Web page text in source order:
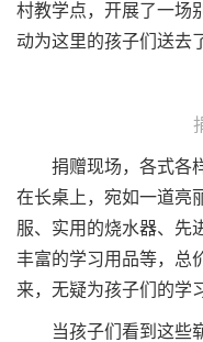
村教学点，开展了一场
动为这里的孩子们送去
捐赠现场，各式各样
在长桌上，宛如一道亮
服、实用的烧水器、先
丰富的学习用品等，总
来，无疑为孩子们的学
当孩子们看到这些崭